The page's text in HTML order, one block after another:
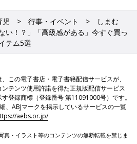
児 行事・イベント
しまむ
い！？」「高級感がある」今すぐ買っ
テム5選
この電子書店・電子書籍配信サービスが、
テンツ使用許諾を得た正規版配信サービス
登録商標（登録番号 第11091000号）です。
、ABJマークを掲示しているサービスの一覧
aebs.or.jp/
真・イラスト等のコンテンツの無断転載を禁じま